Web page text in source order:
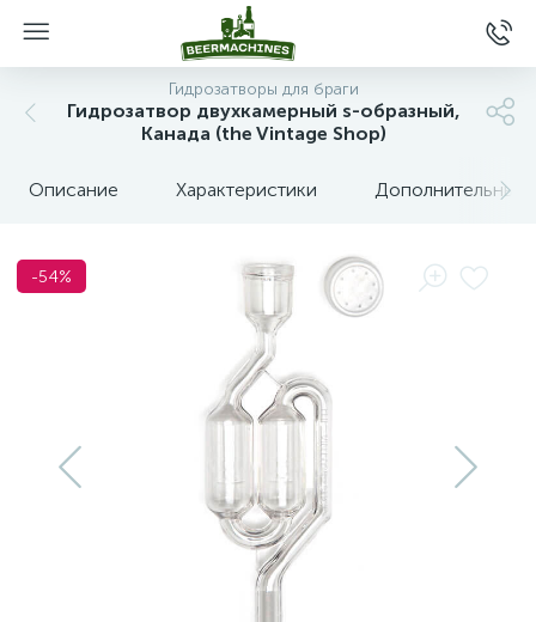
Гидрозатворы для браги
Гидрозатвор двухкамерный s-образный,
Канада (the Vintage Shop)
Описание Характеристики Дополнительные
-54%